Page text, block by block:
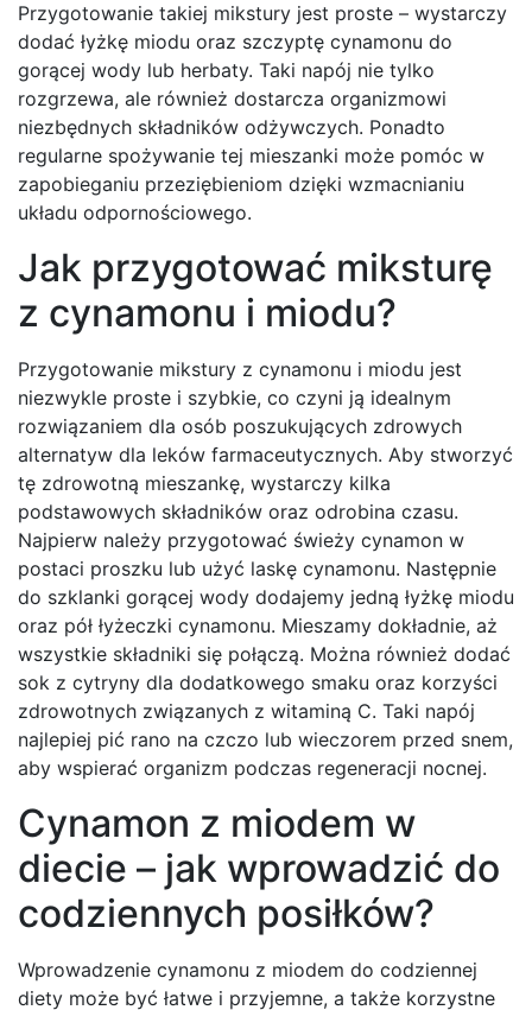
Przygotowanie takiej mikstury jest proste – wystarczy
dodać łyżkę miodu oraz szczyptę cynamonu do
gorącej wody lub herbaty. Taki napój nie tylko
rozgrzewa, ale również dostarcza organizmowi
niezbędnych składników odżywczych. Ponadto
regularne spożywanie tej mieszanki może pomóc w
zapobieganiu przeziębieniom dzięki wzmacnianiu
układu odpornościowego.
Jak przygotować miksturę
z cynamonu i miodu?
Przygotowanie mikstury z cynamonu i miodu jest
niezwykle proste i szybkie, co czyni ją idealnym
rozwiązaniem dla osób poszukujących zdrowych
alternatyw dla leków farmaceutycznych. Aby stworzyć
tę zdrowotną mieszankę, wystarczy kilka
podstawowych składników oraz odrobina czasu.
Najpierw należy przygotować świeży cynamon w
postaci proszku lub użyć laskę cynamonu. Następnie
do szklanki gorącej wody dodajemy jedną łyżkę miodu
oraz pół łyżeczki cynamonu. Mieszamy dokładnie, aż
wszystkie składniki się połączą. Można również dodać
sok z cytryny dla dodatkowego smaku oraz korzyści
zdrowotnych związanych z witaminą C. Taki napój
najlepiej pić rano na czczo lub wieczorem przed snem,
aby wspierać organizm podczas regeneracji nocnej.
Cynamon z miodem w
diecie – jak wprowadzić do
codziennych posiłków?
Wprowadzenie cynamonu z miodem do codziennej
diety może być łatwe i przyjemne, a także korzystne